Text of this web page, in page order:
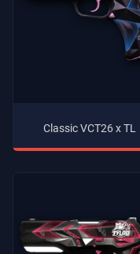
Classic VCT26 x TL